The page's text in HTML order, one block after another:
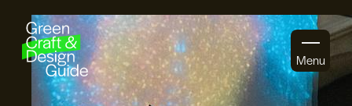
Gå til indhold
Menu